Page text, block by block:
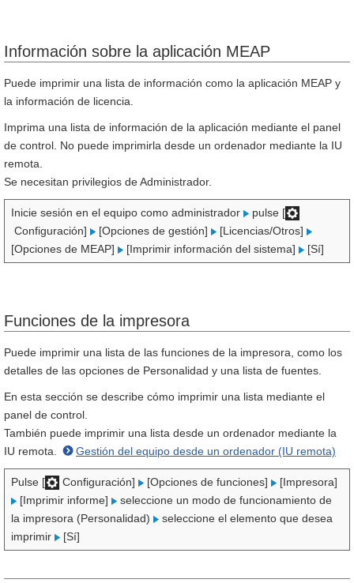
Información sobre la aplicación MEAP
Puede imprimir una lista de información como la aplicación MEAP y
la información de licencia.
Imprima una lista de información de la aplicación mediante el panel
de control. No puede imprimirla desde un ordenador mediante la IU
remota.
Se necesitan privilegios de Administrador.
Inicie sesión en el equipo como administrador
pulse [
Configuración]
[Opciones de gestión]
[Licencias/Otros]
[Opciones de MEAP]
[Imprimir información del sistema] [Sí]
Funciones de la impresora
Puede imprimir una lista de las funciones de la impresora, como los
detalles de las opciones de Personalidad y una lista de fuentes.
En esta sección se describe cómo imprimir una lista mediante el
panel de control.
También puede imprimir una lista desde un ordenador mediante la
IU remota.
Gestión del equipo desde un ordenador (IU remota)
Pulse [ Configuración] [Opciones de funciones]
[Impresora]
[Imprimir informe]
seleccione un modo de funcionamiento de
la impresora (Personalidad)
seleccione el elemento que desea
imprimir
[Sí]